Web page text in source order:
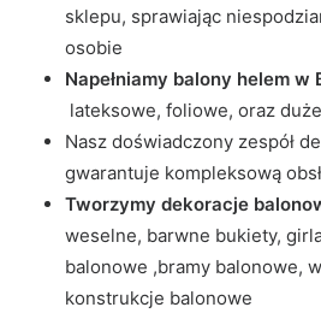
sklepu, sprawiając
osobie
Napełniamy balony helem w
lateksowe, foliowe, oraz
Nasz doświadczony zespół
gwarantuje kompleksową
Tworzymy dekoracje
weselne, barwne bukiety,
balonowe ,bramy balonowe,
konstrukcje balonowe